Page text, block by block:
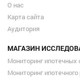
О нас
Карта сайта
Аудитория
МАГАЗИН
Мониторинг ипотечных
Мониторинг